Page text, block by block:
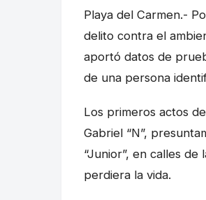
Playa del Carmen.-
delito contra el
aportó datos de
de una persona
Los primeros actos
Gabriel “N”,
“Junior”, en calles
perdiera la vida.